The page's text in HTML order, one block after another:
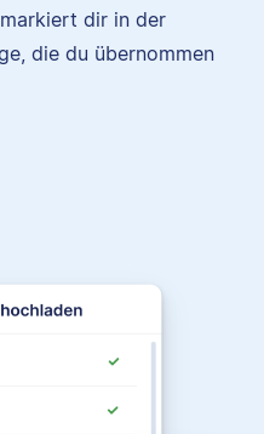
dir in der
die du übernommen